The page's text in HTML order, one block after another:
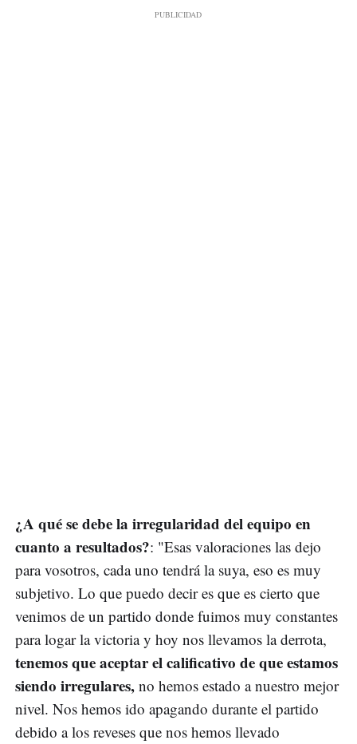
¿A qué se debe la irregularidad del equipo en
cuanto a resultados?: "Esas valoraciones las dejo
para vosotros, cada uno tendrá la suya, eso es muy
subjetivo. Lo que puedo decir es que es cierto que
venimos de un partido donde fuimos muy constantes
para logar la victoria y hoy nos llevamos la derrota,
tenemos que aceptar el calificativo de que estamos
siendo irregulares, no hemos estado a nuestro mejor
nivel. Nos hemos ido apagando durante el partido
debido a los reveses que nos hemos llevado